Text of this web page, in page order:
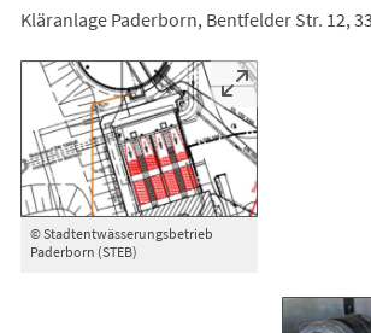
Kläranlage Paderborn, Bentfelder Str. 12,
© Stadtentwässerungsbetrieb
Paderborn (STEB)